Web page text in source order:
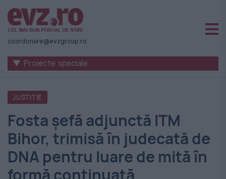
Știri
naționale
internaționale
România
-
Evenimentul
Zilei
coordonare@evzgroup.ro
▼ Proiecte speciale
JUSTITIE
Fosta șefă adjunctă ITM
Bihor, trimisă în judecată de
DNA pentru luare de mită în